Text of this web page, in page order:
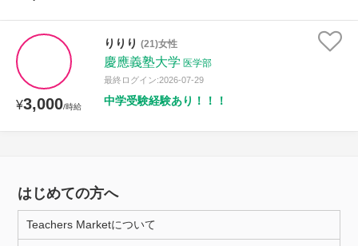
¥3,000/時給
りりり (21)女性
慶應義塾大学 医学部
最終ログイン:2026-07-29
中学受験経験あり！！！
はじめての方へ
Teachers Marketについて